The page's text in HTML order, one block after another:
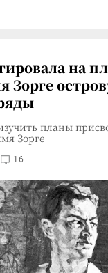
на
Зорге
планы
Зорге
16